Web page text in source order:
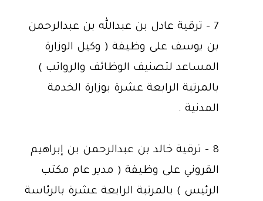
7 - ترقية عادل بن عبدالله بن عبدالرحمن
بن يوسف على وظيفة ( وكيل الوزارة
المساعد لتصنيف الوظائف والرواتب )
بالمرتبة الرابعة عشرة بوزارة الخدمة
المدنية .
8 - ترقية خالد بن عبدالرحمن بن إبراهيم
القروني على وظيفة ( مدير عام مكتب
الرئيس ) بالمرتبة الرابعة عشرة بالرئاسة